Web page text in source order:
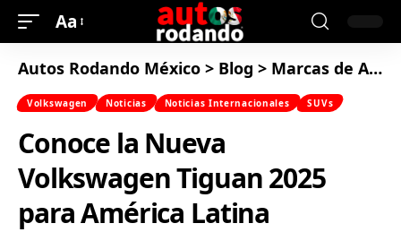
Aa
Autos Rodando México > Blog > Marcas de Autos
Volkswagen Noticias Noticias Internacionales SUVs
Conoce la Nueva
Volkswagen Tiguan 2025
para América Latina